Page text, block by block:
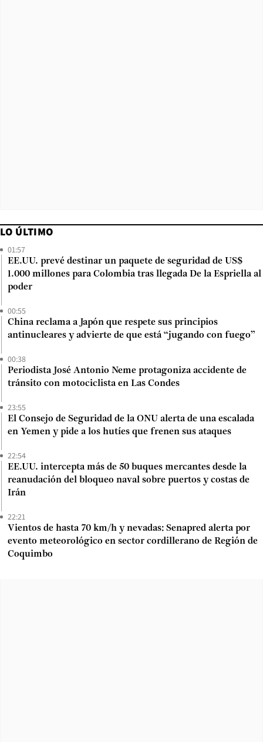
LO ÚLTIMO
01:57
EE.UU. prevé destinar un paquete de seguridad de US$
1.000 millones para Colombia tras llegada De la Espriella al
poder
00:55
China reclama a Japón que respete sus principios
antinucleares y advierte de que está “jugando con fuego”
00:38
Periodista José Antonio Neme protagoniza accidente de
tránsito con motociclista en Las Condes
23:55
El Consejo de Seguridad de la ONU alerta de una escalada
en Yemen y pide a los hutíes que frenen sus ataques
22:54
EE.UU. intercepta más de 50 buques mercantes desde la
reanudación del bloqueo naval sobre puertos y costas de
Irán
22:21
Vientos de hasta 70 km/h y nevadas: Senapred alerta por
evento meteorológico en sector cordillerano de Región de
Coquimbo